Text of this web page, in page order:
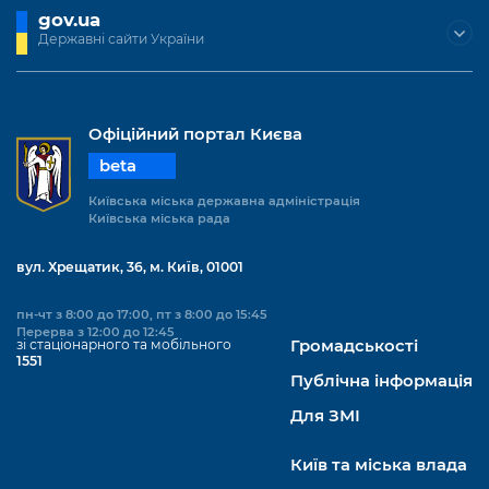
Kyiv International Relations
Гендерна політика
Безбар'єрність
Портал Захисників та Захисниць
Безбар'єрність
Портал послуг
Міський застосунок Київ Цифровий
Важливе під час воєнного стану
Уряд» – місцевий рівень»
Про відкриті дані
Портал даних Києва
gov.ua
Державні сайти України
Офіційний портал Києва
beta
Київська міська державна адміністрація
Київська міська рада
вул. Хрещатик, 36, м. Київ, 01001
пн-чт з 8:00 до 17:00, пт з 8:00 до 15:45
Перерва з 12:00 до 12:45
зі стаціонарного та мобільного
1551
Громадськості
Публічна інформація
Для ЗМІ
Київ та міська влада